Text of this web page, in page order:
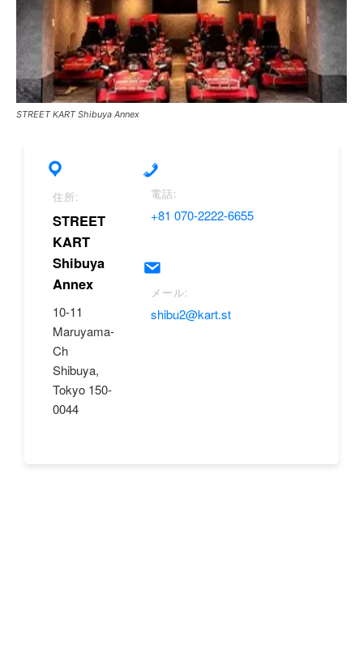
STREET KART Shibuya Annex
住所:
STREET
KART
Shibuya
Annex
10-11
Maruyama-
Ch
Shibuya,
Tokyo 150-
0044
電話:
+81 070-2222-6655
メール:
shibu2@kart.st